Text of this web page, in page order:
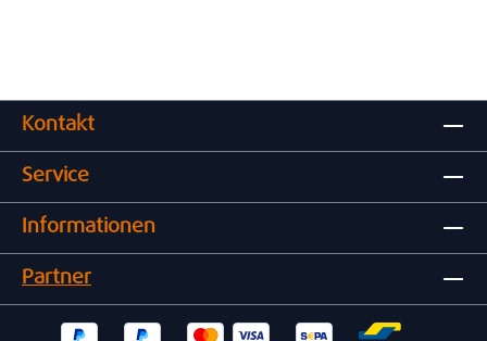
Kontakt
Service
Informationen
Partner